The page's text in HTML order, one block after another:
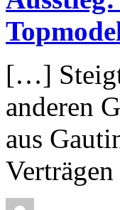
[…] Steigt
anderen
aus